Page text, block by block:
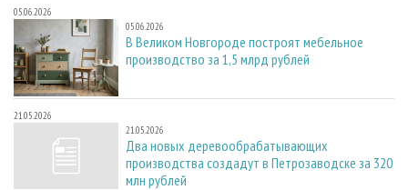
05.06.2026
05.06.2026
В Великом Новгороде построят мебельное
производство за 1,5 млрд рублей
21.05.2026
21.05.2026
Два новых деревообрабатывающих
производства создадут в Петрозаводске за 320
млн рублей